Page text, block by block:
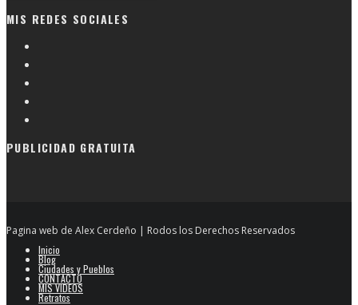
categorias
MIS REDES SOCIALES
PUBLICIDAD GRATUITA
Pagina web de Alex Cerdeño | Rodos los Derechos Reservados
Inicio
Blog
Ciudades y Pueblos
CONTACTO
MIS VIDEOS
Retratos